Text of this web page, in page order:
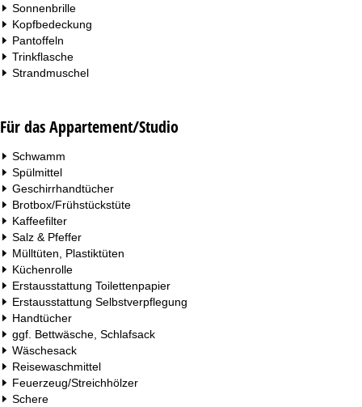
Sonnenbrille
Kopfbedeckung
Pantoffeln
Trinkflasche
Strandmuschel
Für das Appartement/Studio
Schwamm
Spülmittel
Geschirrhandtücher
Brotbox/Frühstückstüte
Kaffeefilter
Salz & Pfeffer
Mülltüten, Plastiktüten
Küchenrolle
Erstausstattung Toilettenpapier
Erstausstattung Selbstverpflegung
Handtücher
ggf. Bettwäsche, Schlafsack
Wäschesack
Reisewaschmittel
Feuerzeug/Streichhölzer
Schere